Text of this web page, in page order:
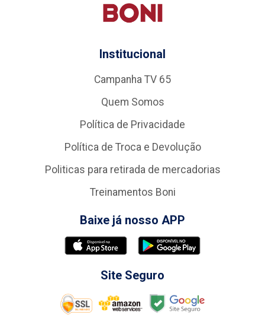
Institucional
Campanha TV 65
Quem Somos
Política de Privacidade
Política de Troca e Devolução
Politicas para retirada de mercadorias
Treinamentos Boni
Baixe já nosso APP
Site Seguro